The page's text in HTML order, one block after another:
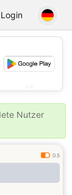
Login
Nutzer
0.5